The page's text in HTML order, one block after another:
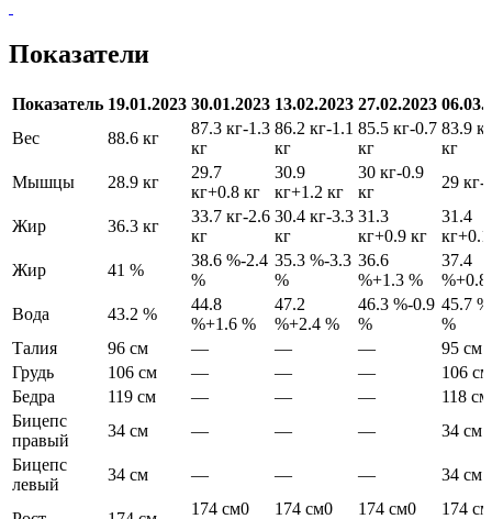
Показатели
Показатель 19.01.2023 30.01.2023 13.02.2023 27.02.2023
Вес
88.6 кг
87.3 кг-1.3
кг
86.2 кг-1.1
кг
85.5 кг-0.7
кг
83.9 кг
кг
Мышцы
28.9 кг
29.7
кг+0.8 кг
30.9
кг+1.2 кг
30 кг-0.9
кг
29 кг-
Жир 36.3 кг
33.7 кг-2.6
кг
30.4 кг-3.3
кг
31.3
кг+0.9 кг
31.4
кг
Жир
41 %
38.6 %-2.4
%
35.3 %-3.3
%
36.6
%+1.3 %
37.4
%+0.8
Вода
43.2 %
44.8
%+1.6 %
47.2
%+2.4 %
46.3 %-0.9
%
45.7 %
%
Талия
96 см — — —
95 см
Грудь
106 см — — —
106 см
Бедра
119 см — — —
118 см
Бицепс
правый
34 см — — —
34 см
Бицепс
левый
34 см — — — 34 см
174 см0
174 см0
174 см0
174 см